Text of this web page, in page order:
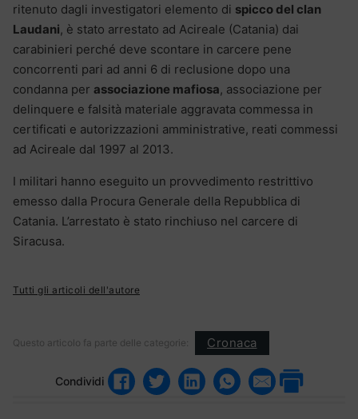
ritenuto dagli investigatori elemento di spicco del clan
Laudani, è stato arrestato ad Acireale (Catania) dai
carabinieri perché deve scontare in carcere pene
concorrenti pari ad anni 6 di reclusione dopo una
condanna per associazione mafiosa, associazione per
delinquere e falsità materiale aggravata commessa in
certificati e autorizzazioni amministrative, reati commessi
ad Acireale dal 1997 al 2013.
I militari hanno eseguito un provvedimento restrittivo
emesso dalla Procura Generale della Repubblica di
Catania. L’arrestato è stato rinchiuso nel carcere di
Siracusa.
Tutti gli articoli dell'autore
Questo articolo fa parte delle categorie: Cronaca
Condividi